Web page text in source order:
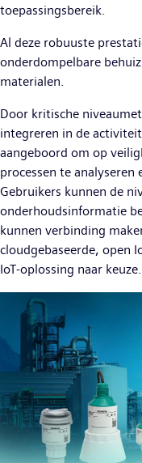
toepassingsbereik.
Al deze robuuste
onderdompelbare
materialen.
Door kritische
integreren in de
aangeboord om op
processen te
Gebruikers kunnen de
onderhoudsinformatie
kunnen verbinding
cloudgebaseerde, open
IoT-oplossing naar keuze.